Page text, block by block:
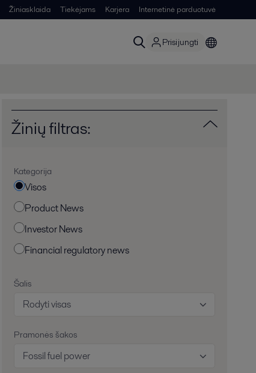
Žiniasklaida Tiekėjams Karjera Internetinė parduotuvė
Prisijungti
Žinių filtras:
Kategorija
Visos
Product News
Investor News
Financial regulatory news
Šalis
Rodyti visas
Pramonės šakos
Fossil fuel power